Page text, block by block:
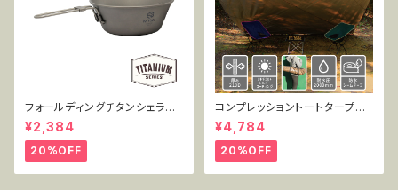
フォールディングチタンシェラカ
ップ 450ml単品 MT-FSC450
¥2,384
20%OFF
コンプレッショントートタープ3.
5 TT-CT-005
¥4,784
20%OFF